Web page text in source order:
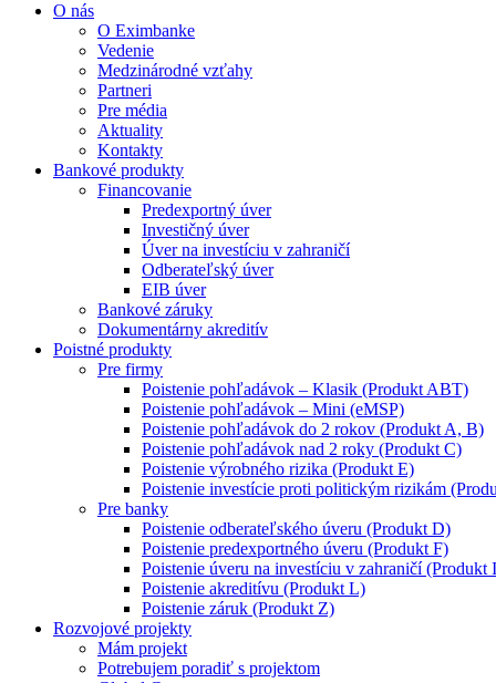
O nás
O Eximbanke
Vedenie
Medzinárodné vzťahy
Partneri
Pre média
Aktuality
Kontakty
Bankové produkty
Financovanie
Predexportný úver
Investičný úver
Úver na investíciu v zahraničí
Odberateľský úver
EIB úver
Bankové záruky
Dokumentárny akreditív
Poistné produkty
Pre firmy
Poistenie pohľadávok – Klasik (Produkt ABT)
Poistenie pohľadávok – Mini (eMSP)
Poistenie pohľadávok do 2 rokov (Produkt A, B)
Poistenie pohľadávok nad 2 roky (Produkt C)
Poistenie výrobného rizika (Produkt E)
Poistenie investície proti politickým rizikám
Pre banky
Poistenie odberateľského úveru (Produkt D)
Poistenie predexportného úveru (Produkt F)
Poistenie úveru na investíciu v zahraničí (Produkt
Poistenie akreditívu (Produkt L)
Poistenie záruk (Produkt Z)
Rozvojové projekty
Mám projekt
Potrebujem poradiť s projektom